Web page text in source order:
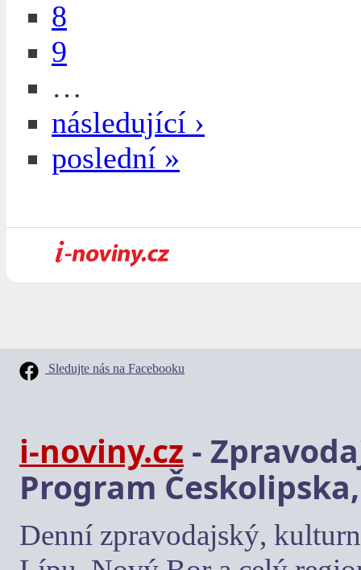
8
9
…
následující ›
poslední »
Sledujte nás na Facebooku
i-noviny.cz -
Program
Denní zpravodajský,